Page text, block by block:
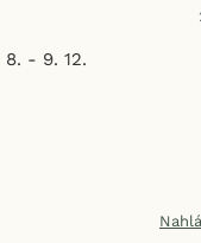
- 9. 12.